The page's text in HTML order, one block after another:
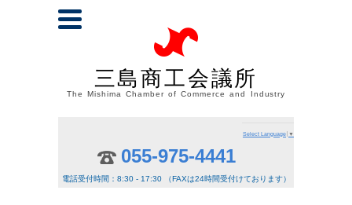
三島商工会議所
The Mishima Chamber of Commerce and Industry
Select Language ▼
055-975-4441
電話受付時間：8:30 - 17:30 （FAXは24時間受付けております）